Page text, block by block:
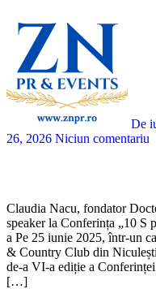
De
26, 2026 Niciun comentariu
Claudia Nacu, fondator
speaker la Conferința „10 S
a Pe 25 iunie 2025, într-un
& Country Club din
de-a VI-a ediție a
[…]